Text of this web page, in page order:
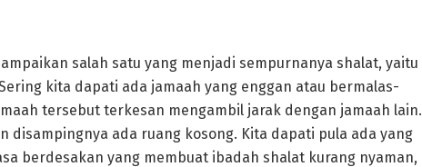
salah satu yang menjadi sempurnanya shalat, yaitu
kita dapati ada jamaah yang enggan atau bermalas-
tersebut terkesan mengambil jarak dengan jamaah lain.
disampingnya ada ruang kosong. Kita dapati pula ada yang
berdesakan yang membuat ibadah shalat kurang nyaman,